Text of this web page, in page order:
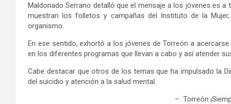
Maldonado Serrano detalló que el mensaje a los jóvenes es
muestran los folletos y campañas del Instituto de la
organismo.
En ese sentido, exhortó a los jóvenes de Torreóna
en los diferentes programas que llevan a cabo y así atender
Cabe destacar que otros de los temas que ha impulsado la
del suicidio y atención a la salud mental.
– Torreón